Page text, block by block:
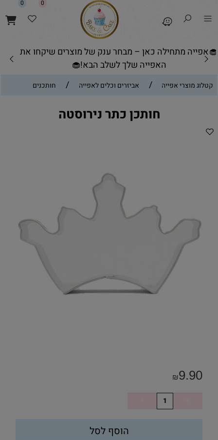
שיקחו את
🧁אפייה מתחילה כאן – מבחר ענק של
האפייה שלך לשלב
0 0
קטלוג מוצרי אפייה / אביזרים וכלים לאפייה / חותכנים
חותכן כתר נירוסטה
₪9.90
הוסף לסל